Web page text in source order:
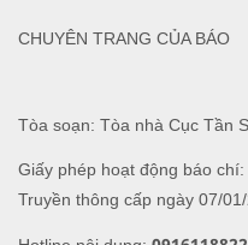
Tòa soạn: Tòa nhà Cục Tần
Giấy phép hoạt động báo
Truyền thông cấp ngày 07/01/
CHUYÊN TRANG CỦA BÁO